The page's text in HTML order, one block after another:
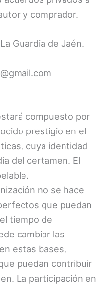
y comprador.
Guardia de Jaén.
compuesto por
prestigio en el
cuya identidad
del certamen. El
no se hace
que puedan
tiempo de
cambiar las
estas bases,
puedan contribuir
La participación en